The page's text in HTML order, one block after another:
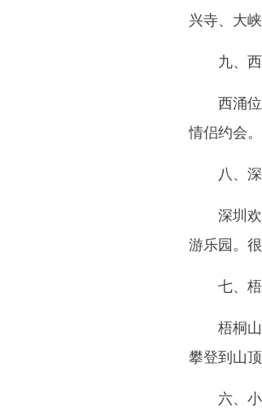
兴寺、大
九、
西涌
情侣约会
八、
深圳
游乐园。
七、
梧桐
攀登到山
六、